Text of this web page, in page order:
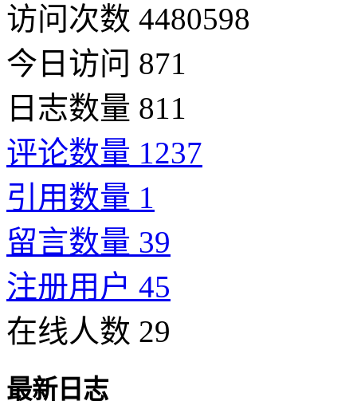
访问次数 4480598
今日访问 871
日志数量 811
评论数量 1237
引用数量 1
留言数量 39
注册用户 45
在线人数 29
最新日志